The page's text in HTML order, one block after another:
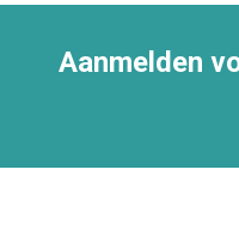
Aanmelden